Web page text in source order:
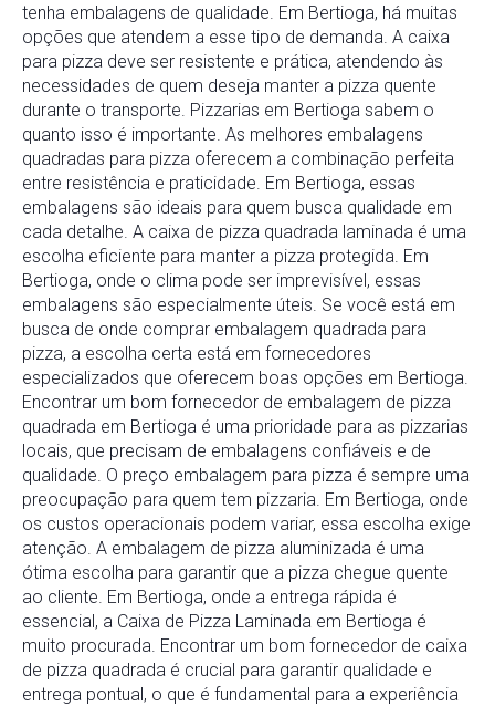
tenha embalagens de qualidade. Em Bertioga, há muitas
opções que atendem a esse tipo de demanda. A caixa
para pizza deve ser resistente e prática, atendendo às
necessidades de quem deseja manter a pizza quente
durante o transporte. Pizzarias em Bertioga sabem o
quanto isso é importante. As melhores embalagens
quadradas para pizza oferecem a combinação perfeita
entre resistência e praticidade. Em Bertioga, essas
embalagens são ideais para quem busca qualidade em
cada detalhe. A caixa de pizza quadrada laminada é uma
escolha eficiente para manter a pizza protegida. Em
Bertioga, onde o clima pode ser imprevisível, essas
embalagens são especialmente úteis. Se você está em
busca de onde comprar embalagem quadrada para
pizza, a escolha certa está em fornecedores
especializados que oferecem boas opções em Bertioga.
Encontrar um bom fornecedor de embalagem de pizza
quadrada em Bertioga é uma prioridade para as pizzarias
locais, que precisam de embalagens confiáveis e de
qualidade. O preço embalagem para pizza é sempre uma
preocupação para quem tem pizzaria. Em Bertioga, onde
os custos operacionais podem variar, essa escolha exige
atenção. A embalagem de pizza aluminizada é uma
ótima escolha para garantir que a pizza chegue quente
ao cliente. Em Bertioga, onde a entrega rápida é
essencial, a Caixa de Pizza Laminada em Bertioga é
muito procurada. Encontrar um bom fornecedor de caixa
de pizza quadrada é crucial para garantir qualidade e
entrega pontual, o que é fundamental para a experiência